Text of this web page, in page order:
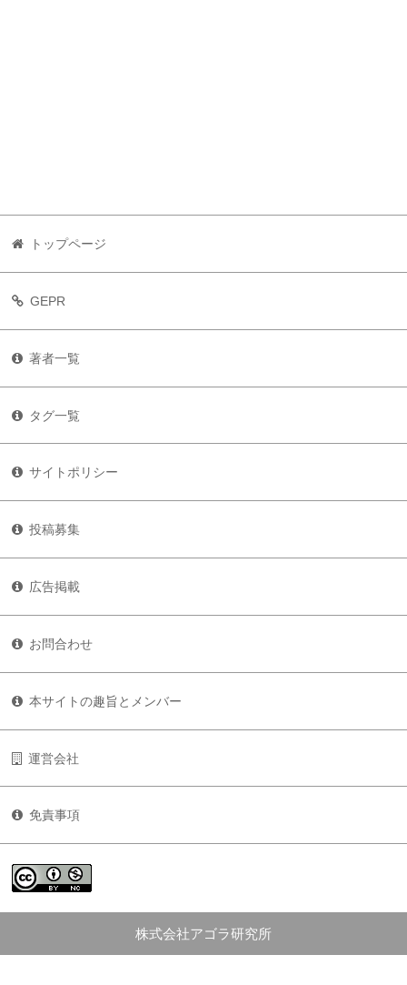
トップページ
GEPR
著者一覧
タグ一覧
サイトポリシー
投稿募集
広告掲載
お問合わせ
本サイトの趣旨とメンバー
運営会社
免責事項
株式会社アゴラ研究所